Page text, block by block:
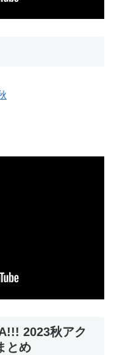
2023秋アク
とめ